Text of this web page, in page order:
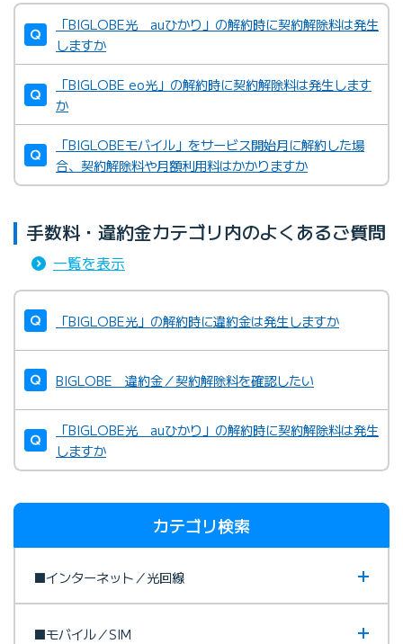
「BIGLOBE光 auひかり」の解約時に契約解除料は発生
しますか
「BIGLOBE eo光」の解約時に契約解除料は発生します
か
「BIGLOBEモバイル」をサービス開始月に解約した場
合、契約解除料や月額利用料はかかりますか
手数料・違約金カテゴリ内のよくあるご質問
一覧を表示
「BIGLOBE光」の解約時に違約金は発生しますか
BIGLOBE 違約金／契約解除料を確認したい
「BIGLOBE光 auひかり」の解約時に契約解除料は発生
しますか
カテゴリ検索
■インターネット／光回線
■モバイル／SIM